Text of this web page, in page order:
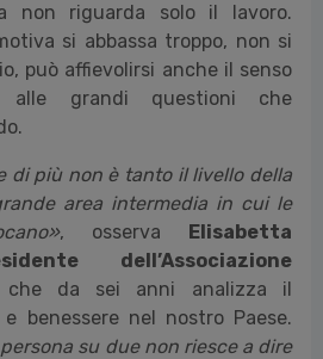
non riguarda solo il lavoro.
si abbassa troppo, non si
può affievolirsi anche il senso
alle grandi questioni che
di più non è tanto il livello della
area intermedia in cui le
, osserva Elisabetta
dell’Associazione
che da sei anni analizza il
benessere nel nostro Paese.
su due non riesce a dire